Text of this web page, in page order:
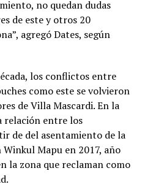
no quedan dudas
de este y otros 20
agregó Dates, según
los conflictos entre
como este se volvieron
de Villa Mascardi. En la
relación entre los
de del asentamiento de la
Mapu en 2017, año
la zona que reclaman como